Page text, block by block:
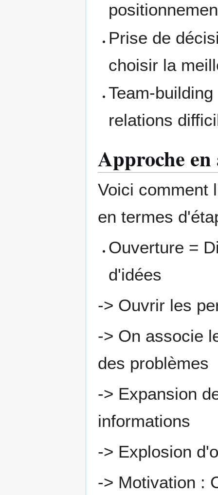
Prise de
choisir la
Team-
relations
Approche
Voici comment
en termes
Ouverture =
d'idées
-> Ouvrir les
-> On associe
des problèmes
-> Expansion
informations
-> Explosion
-> Motivation :